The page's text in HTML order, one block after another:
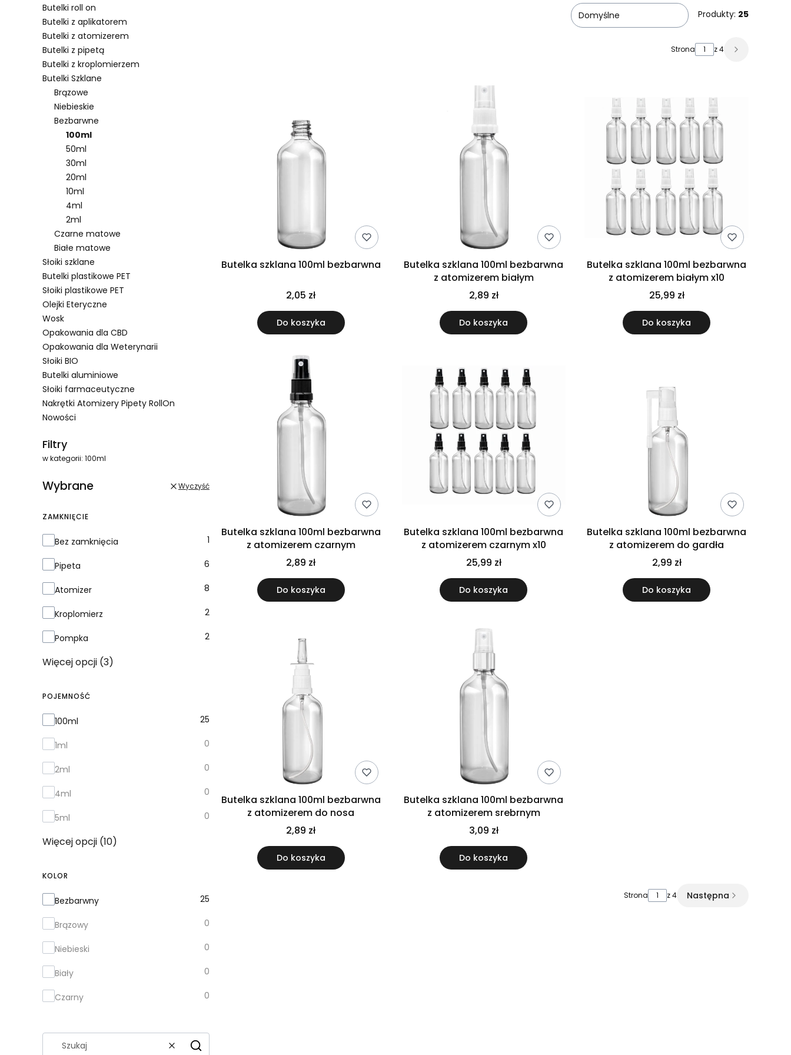
Butelki roll on
Butelki z aplikatorem
Butelki z atomizerem
Butelki z pipetą
Butelki z kroplomierzem
Butelki Szklane
Brązowe
Niebieskie
Bezbarwne
100ml
50ml
30ml
20ml
10ml
4ml
2ml
Czarne matowe
Białe matowe
Słoiki szklane
Butelki plastikowe PET
Słoiki plastikowe PET
Olejki Eteryczne
Wosk
Opakowania dla CBD
Opakowania dla Weterynarii
Słoiki BIO
Butelki aluminiowe
Słoiki farmaceutyczne
Nakrętki Atomizery Pipety RollOn
Nowości
Filtry
w kategorii: 100ml
Wybrane Wyczyść
ZAMKNIĘCIE
Zamknięcie
Bez zamknięcia 1
Pipeta 6
Atomizer 8
Kroplomierz 2
Pompka 2
Więcej opcji (3)
POJEMNOŚĆ
Pojemność
100ml 25
1ml 0
2ml 0
4ml 0
5ml 0
Więcej opcji (10)
KOLOR
Kolor
Bezbarwny 25
Brązowy 0
Niebieski 0
Biały 0
Czarny 0
WyczyśćSzukaj
Domyślne Produkty: 25
Strona z 4
Butelka szklana 100ml bezbarwna
2,05 zł
Do koszyka
Butelka szklana 100ml bezbarwna
z atomizerem białym
2,89 zł
Do koszyka
Butelka szklana 100ml bezbarwna
z atomizerem białym x10
25,99 zł
Do koszyka
Butelka szklana 100ml bezbarwna
z atomizerem czarnym
2,89 zł
Do koszyka
Butelka szklana 100ml bezbarwna
z atomizerem czarnym x10
25,99 zł
Do koszyka
Butelka szklana 100ml bezbarwna
z atomizerem do gardła
2,99 zł
Do koszyka
Butelka szklana 100ml bezbarwna
z atomizerem do nosa
2,89 zł
Do koszyka
Butelka szklana 100ml bezbarwna
z atomizerem srebrnym
3,09 zł
Do koszyka
Strona z 4 Następna